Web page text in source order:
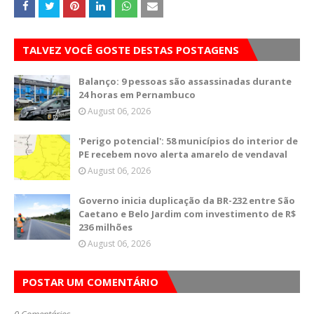
TALVEZ VOCÊ GOSTE DESTAS POSTAGENS
Balanço: 9 pessoas são assassinadas durante
24 horas em Pernambuco
August 06, 2026
'Perigo potencial': 58 municípios do interior de
PE recebem novo alerta amarelo de vendaval
August 06, 2026
Governo inicia duplicação da BR-232 entre São
Caetano e Belo Jardim com investimento de R$
236 milhões
August 06, 2026
POSTAR UM COMENTÁRIO